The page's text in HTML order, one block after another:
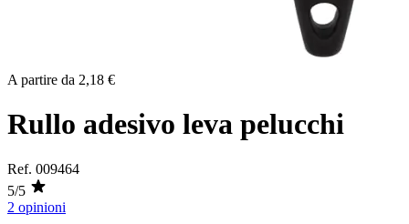
A partire da 2,18 €
Rullo adesivo leva pelucchi
Ref. 009464
5/5
2 opinioni